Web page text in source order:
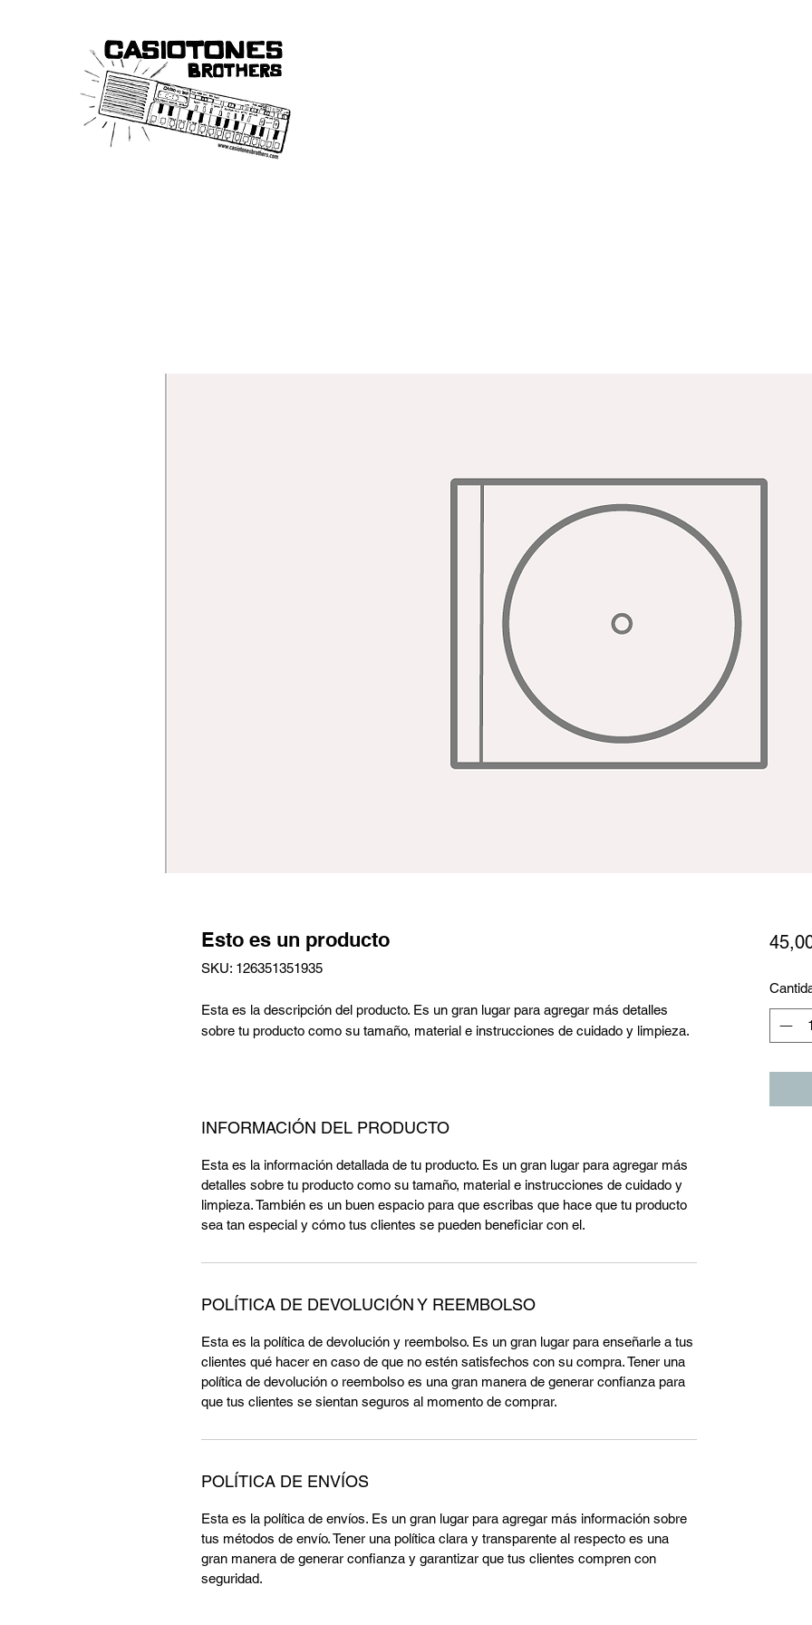
Esto es un producto
SKU: 126351351935
Esta es la descripción del producto. Es un gran lugar para agregar más detalles
sobre tu producto como su tamaño, material e instrucciones de cuidado y limpieza.
INFORMACIÓN DEL PRODUCTO
Esta es la información detallada de tu producto. Es un gran lugar para agregar más
detalles sobre tu producto como su tamaño, material e instrucciones de cuidado y
limpieza. También es un buen espacio para que escribas que hace que tu producto
sea tan especial y cómo tus clientes se pueden beneficiar con el.
POLÍTICA DE DEVOLUCIÓN Y REEMBOLSO
Esta es la política de devolución y reembolso. Es un gran lugar para enseñarle a tus
clientes qué hacer en caso de que no estén satisfechos con su compra. Tener una
política de devolución o reembolso es una gran manera de generar confianza para
que tus clientes se sientan seguros al momento de comprar.
POLÍTICA DE ENVÍOS
Esta es la política de envíos. Es un gran lugar para agregar más información sobre
tus métodos de envío. Tener una política clara y transparente al respecto es una
gran manera de generar confianza y garantizar que tus clientes compren con
seguridad.